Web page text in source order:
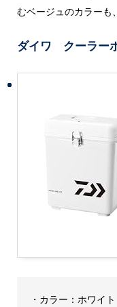
むベージュのカラーも
ダイワ クーラー
・カラー：ホワイト